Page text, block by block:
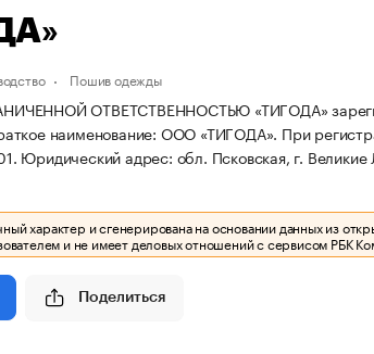
Пошив одежды
ОТВЕТСТВЕННОСТЬЮ «ТИГОДА»
наименование: ООО «ТИГОДА». При
Юридический адрес: обл. Псковская, г. Великие
характер и сгенерирована на основании данных из
и не имеет деловых отношений с сервисом РБК
Поделиться